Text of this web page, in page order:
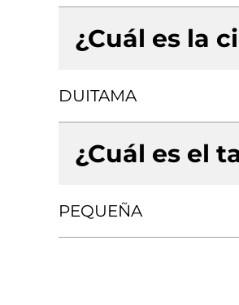
¿Cuál es la
DUITAMA
¿Cuál es el
PEQUEÑA